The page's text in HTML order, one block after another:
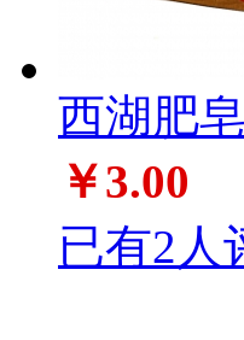
西湖肥
￥3.00
已有2人